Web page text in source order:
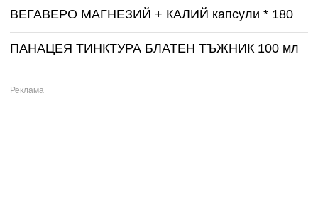
ВЕГАВЕРО МАГНЕЗИЙ + КАЛИЙ капсули * 180
ПАНАЦЕЯ ТИНКТУРА БЛАТЕН ТЪЖНИК 100 мл